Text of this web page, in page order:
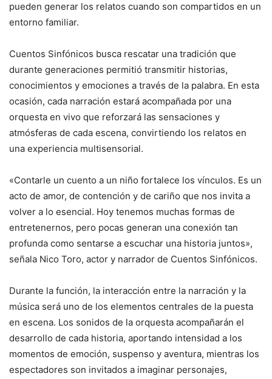
pueden generar los relatos cuando son compartidos en un
entorno familiar.
Cuentos Sinfónicos busca rescatar una tradición que
durante generaciones permitió transmitir historias,
conocimientos y emociones a través de la palabra. En esta
ocasión, cada narración estará acompañada por una
orquesta en vivo que reforzará las sensaciones y
atmósferas de cada escena, convirtiendo los relatos en
una experiencia multisensorial.
«Contarle un cuento a un niño fortalece los vínculos. Es un
acto de amor, de contención y de cariño que nos invita a
volver a lo esencial. Hoy tenemos muchas formas de
entretenernos, pero pocas generan una conexión tan
profunda como sentarse a escuchar una historia juntos»,
señala Nico Toro, actor y narrador de Cuentos Sinfónicos.
Durante la función, la interacción entre la narración y la
música será uno de los elementos centrales de la puesta
en escena. Los sonidos de la orquesta acompañarán el
desarrollo de cada historia, aportando intensidad a los
momentos de emoción, suspenso y aventura, mientras los
espectadores son invitados a imaginar personajes,